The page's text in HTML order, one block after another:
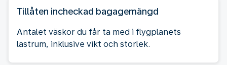
Tillåten incheckad bagagemängd
Antalet väskor du får ta med i flygplanets
lastrum, inklusive vikt och storlek.